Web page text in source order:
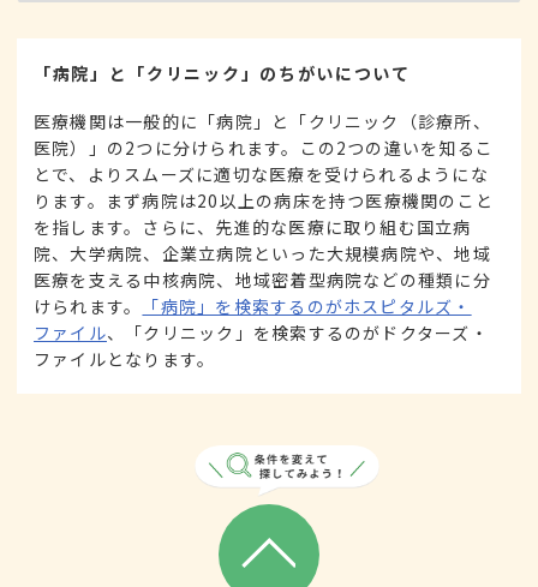
「病院」と「クリニック」のちがいについて
医療機関は一般的に「病院」と「クリニック（診療所、
医院）」の2つに分けられます。この2つの違いを知るこ
とで、よりスムーズに適切な医療を受けられるようにな
ります。まず病院は20以上の病床を持つ医療機関のこと
を指します。さらに、先進的な医療に取り組む国立病
院、大学病院、企業立病院といった大規模病院や、地域
医療を支える中核病院、地域密着型病院などの種類に分
けられます。
「病院」を検索するのがホスピタルズ・
ファイル、「クリニック」を検索するのがドクターズ・
ファイルとなります。